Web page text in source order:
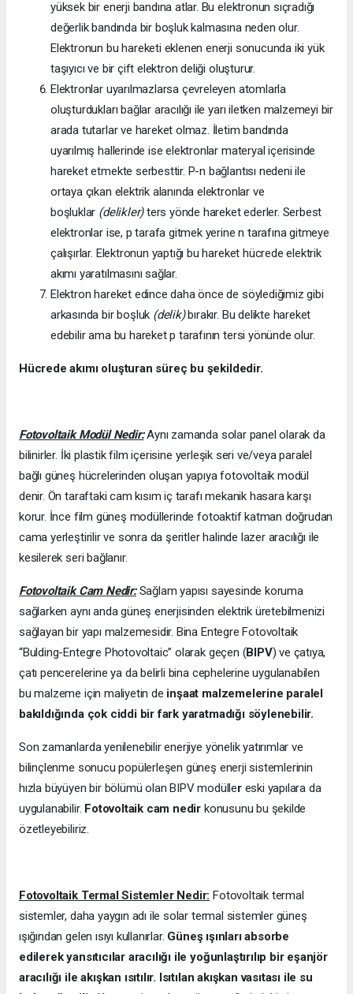
yüksek bir enerji bandına atlar. Bu elektronun sıçradığı
değerlik bandında bir boşluk kalmasına neden olur.
Elektronun bu hareketi eklenen enerji sonucunda iki yük
taşıyıcı ve bir çift elektron deliği oluşturur.
Elektronlar uyarılmazlarsa çevreleyen atomlarla
oluşturdukları bağlar aracılığı ile yarı iletken malzemeyi bir
arada tutarlar ve hareket olmaz. İletim bandında
uyarılmış hallerinde ise elektronlar materyal içerisinde
hareket etmekte serbesttir. P-n bağlantısı nedeni ile
ortaya çıkan elektrik alanında elektronlar ve
boşluklar (delikler)ters yönde hareket ederler. Serbest
elektronlar ise, p tarafa gitmek yerine n tarafına gitmeye
çalışırlar. Elektronun yaptığı bu hareket hücrede elektrik
akımı yaratılmasını sağlar.
Elektron hareket edince daha önce de söylediğimiz gibi
arkasında bir boşluk (delik)bırakır. Bu delikte hareket
edebilir ama bu hareket p tarafının tersi yönünde olur.
Hücrede akımı oluşturan süreç bu şekildedir.
Fotovoltaik Modül Nedir:Aynı zamanda solar panel olarak da
bilinirler. İki plastik film içerisine yerleşik seri ve/veya paralel
bağlı güneş hücrelerinden oluşan yapıya fotovoltaik modül
denir. Ön taraftaki cam kısım iç tarafı mekanik hasara karşı
korur. İnce film güneş modüllerinde fotoaktif katman doğrudan
cama yerleştirilir ve sonra da şeritler halinde lazer aracılığı ile
kesilerek seri bağlanır.
Fotovoltaik Cam Nedir:Sağlam yapısı sayesinde koruma
sağlarken aynı anda güneş enerjisinden elektrik üretebilmenizi
sağlayan bir yapı malzemesidir. Bina Entegre Fotovoltaik
“Bulding-Entegre Photovoltaic” olarak geçen (BIPV) ve çatıya,
çatı pencerelerine ya da belirli bina cephelerine uygulanabilen
bu malzeme için maliyetin de inşaat malzemelerine paralel
bakıldığında çok ciddi bir fark yaratmadığı söylenebilir.
Son zamanlarda yenilenebilir enerjiye yönelik yatırımlar ve
bilinçlenme sonucu popülerleşen güneş enerji sistemlerinin
hızla büyüyen bir bölümü olan BIPV modüller eski yapılara da
uygulanabilir. Fotovoltaik cam nedir konusunu bu şekilde
özetleyebiliriz.
Fotovoltaik Termal Sistemler Nedir: Fotovoltaik termal
sistemler, daha yaygın adı ile solar termal sistemler güneş
ışığından gelen ısıyı kullanırlar. Güneş ışınları absorbe
edilerek yansıtıcılar aracılığı ile yoğunlaştırılıp bir eşanjör
aracılığı ile akışkan ısıtılır. Isıtılan akışkan vasıtası ile su